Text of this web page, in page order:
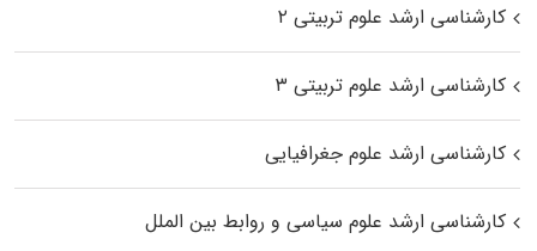
کارشناسی ارشد علوم تربیتی ۲
کارشناسی ارشد علوم تربیتی ۳
کارشناسی ارشد علوم جغرافیایی
کارشناسی ارشد علوم سیاسی و روابط بین الملل